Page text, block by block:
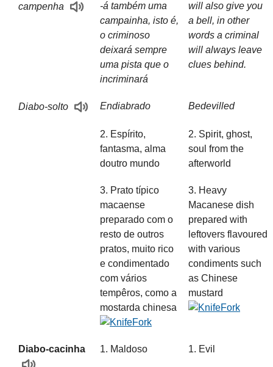
campenha
-á também uma
campainha, isto é,
o criminoso
deixará sempre
uma pista que o
incriminará
will also give you
a bell, in other
words a criminal
will always leave
clues behind.
Diabo-solto Endiabrado Bedevilled
2. Espírito,
fantasma, alma
doutro mundo
2. Spirit, ghost,
soul from the
afterworld
3. Prato típico
macaense
preparado com o
resto de outros
pratos, muito rico
e condimentado
com vários
tempêros, como a
mostarda chinesa
3. Heavy
Macanese dish
prepared with
leftovers flavoured
with various
condiments such
as Chinese
mustard
Diabo-cacinha 1. Maldoso 1. Evil